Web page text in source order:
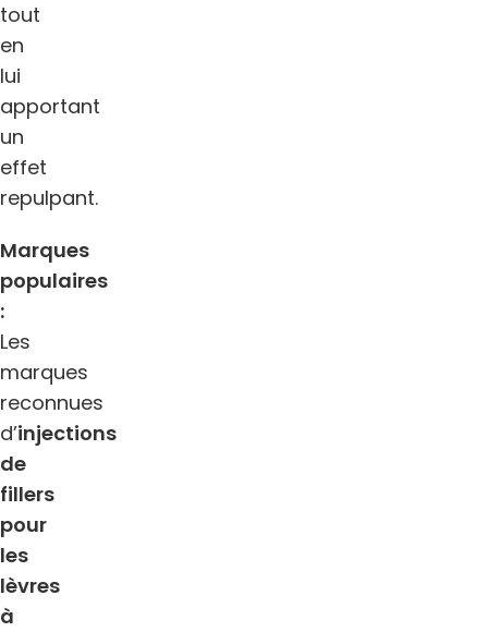
tout
en
lui
apportant
un
effet
repulpant.
Marques
populaires
:
Les
marques
reconnues
d’injections
de
fillers
pour
les
lèvres
à